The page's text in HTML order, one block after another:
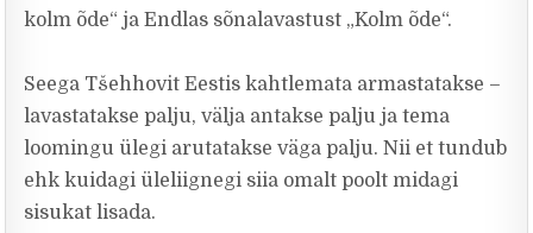
kolm õde“ ja Endlas sõnalavastust „Kolm õde“.
Seega Tšehhovit Eestis kahtlemata armastatakse –
lavastatakse palju, välja antakse palju ja tema
loomingu ülegi arutatakse väga palju. Nii et tundub
ehk kuidagi üleliignegi siia omalt poolt midagi
sisukat lisada.